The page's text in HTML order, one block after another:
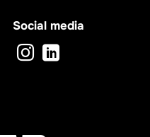
Social media